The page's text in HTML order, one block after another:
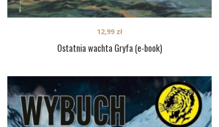
Ostatnia wachta Gryfa (e-book)
12,99 zł